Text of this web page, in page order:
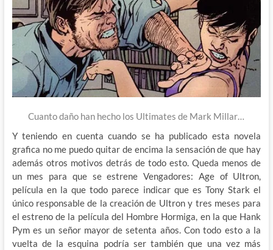
Cuanto daño han hecho los Ultimates de Mark Millar…
Y teniendo en cuenta cuando se ha publicado esta novela
grafica no me puedo quitar de encima la sensación de que hay
además otros motivos detrás de todo esto. Queda menos de
un mes para que se estrene Vengadores: Age of Ultron,
película en la que todo parece indicar que es Tony Stark el
único responsable de la creación de Ultron y tres meses para
el estreno de la película del Hombre Hormiga, en la que Hank
Pym es un señor mayor de setenta años. Con todo esto a la
vuelta de la esquina podría ser también que una vez más